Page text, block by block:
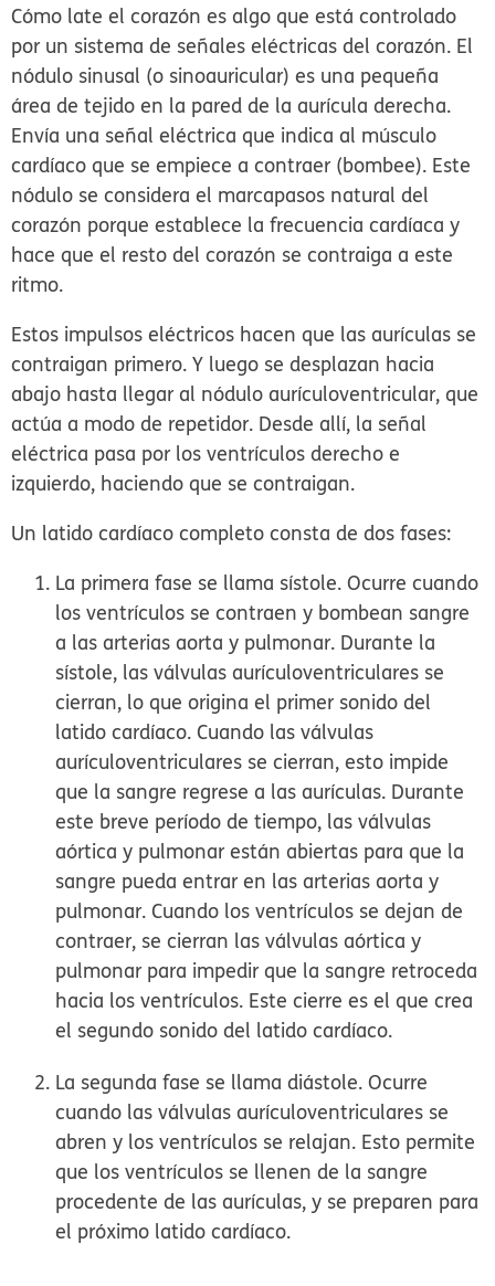
Cómo late el corazón es algo que está controlado
por un sistema de señales eléctricas del corazón. El
nódulo sinusal (o sinoauricular) es una pequeña
área de tejido en la pared de la aurícula derecha.
Envía una señal eléctrica que indica al músculo
cardíaco que se empiece a contraer (bombee). Este
nódulo se considera el marcapasos natural del
corazón porque establece la frecuencia cardíaca y
hace que el resto del corazón se contraiga a este
ritmo.
Estos impulsos eléctricos hacen que las aurículas se
contraigan primero. Y luego se desplazan hacia
abajo hasta llegar al nódulo aurículoventricular, que
actúa a modo de repetidor. Desde allí, la señal
eléctrica pasa por los ventrículos derecho e
izquierdo, haciendo que se contraigan.
Un latido cardíaco completo consta de dos fases:
La primera fase se llama sístole. Ocurre cuando
los ventrículos se contraen y bombean sangre
a las arterias aorta y pulmonar. Durante la
sístole, las válvulas aurículoventriculares se
cierran, lo que origina el primer sonido del
latido cardíaco. Cuando las válvulas
aurículoventriculares se cierran, esto impide
que la sangre regrese a las aurículas. Durante
este breve período de tiempo, las válvulas
aórtica y pulmonar están abiertas para que la
sangre pueda entrar en las arterias aorta y
pulmonar. Cuando los ventrículos se dejan de
contraer, se cierran las válvulas aórtica y
pulmonar para impedir que la sangre retroceda
hacia los ventrículos. Este cierre es el que crea
el segundo sonido del latido cardíaco.
La segunda fase se llamadiástole. Ocurre
cuando las válvulas aurículoventriculares se
abren y los ventrículos se relajan. Esto permite
que los ventrículos se llenen de la sangre
procedente de las aurículas, y se preparen para
el próximo latido cardíaco.